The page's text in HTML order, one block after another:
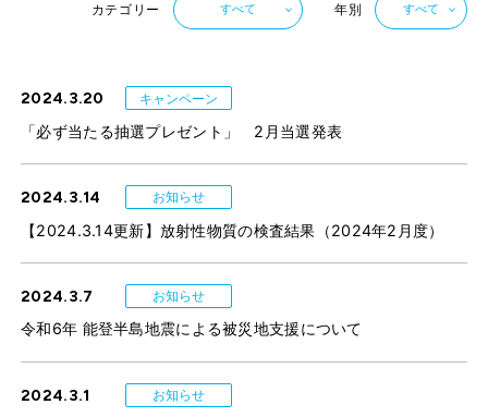
カテゴリー すべて 年別 すべて
2024.3.20 キャンペーン
「必ず当たる抽選プレゼント」 2月当選発表
2024.3.14 お知らせ
【2024.3.14更新】放射性物質の検査結果（2024年2月度）
2024.3.7 お知らせ
令和6年 能登半島地震による被災地支援について
2024.3.1 お知らせ